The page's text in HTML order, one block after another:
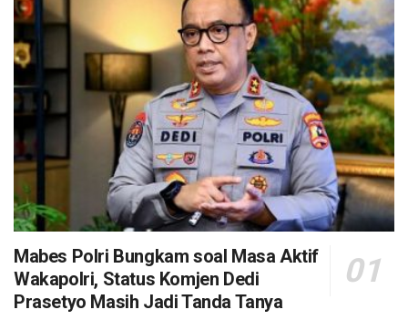
Mabes Polri Bungkam soal Masa Aktif
Wakapolri, Status Komjen Dedi
Prasetyo Masih Jadi Tanda Tanya